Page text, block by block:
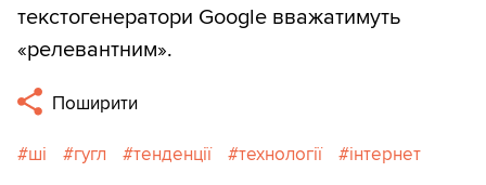
текстогенератори Google вважатимуть
«релевантним».
Поширити
ші гугл тенденції технології інтернет